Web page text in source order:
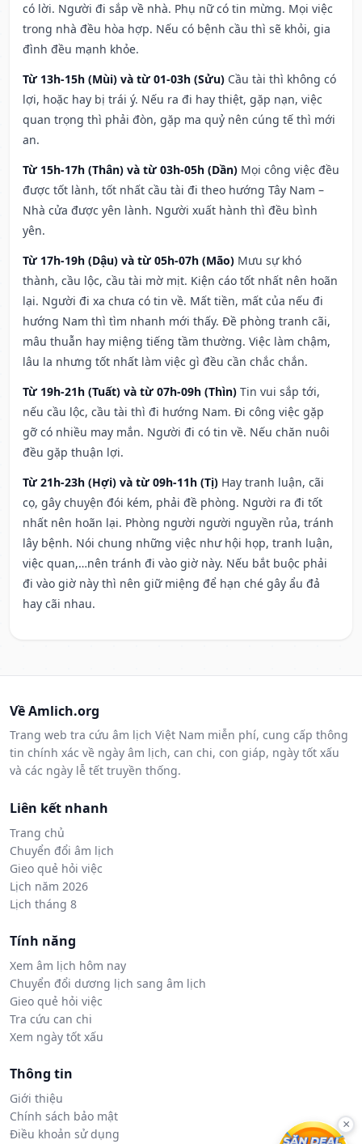
có lời. Người đi sắp về nhà. Phụ nữ có tin mừng. Mọi việc
trong nhà đều hòa hợp. Nếu có bệnh cầu thì sẽ khỏi, gia
đình đều mạnh khỏe.
Từ 13h-15h (Mùi) và từ 01-03h (Sửu) Cầu tài thì không có
lợi, hoặc hay bị trái ý. Nếu ra đi hay thiệt, gặp nạn, việc
quan trọng thì phải đòn, gặp ma quỷ nên cúng tế thì mới
an.
Từ 15h-17h (Thân) và từ 03h-05h (Dần) Mọi công việc đều
được tốt lành, tốt nhất cầu tài đi theo hướng Tây Nam –
Nhà cửa được yên lành. Người xuất hành thì đều bình
yên.
Từ 17h-19h (Dậu) và từ 05h-07h (Mão) Mưu sự khó
thành, cầu lộc, cầu tài mờ mịt. Kiện cáo tốt nhất nên hoãn
lại. Người đi xa chưa có tin về. Mất tiền, mất của nếu đi
hướng Nam thì tìm nhanh mới thấy. Đề phòng tranh cãi,
mâu thuẫn hay miệng tiếng tầm thường. Việc làm chậm,
lâu la nhưng tốt nhất làm việc gì đều cần chắc chắn.
Từ 19h-21h (Tuất) và từ 07h-09h (Thìn) Tin vui sắp tới,
nếu cầu lộc, cầu tài thì đi hướng Nam. Đi công việc gặp
gỡ có nhiều may mắn. Người đi có tin về. Nếu chăn nuôi
đều gặp thuận lợi.
Từ 21h-23h (Hợi) và từ 09h-11h (Tị) Hay tranh luận, cãi
cọ, gây chuyện đói kém, phải đề phòng. Người ra đi tốt
nhất nên hoãn lại. Phòng người người nguyền rủa, tránh
lây bệnh. Nói chung những việc như hội họp, tranh luận,
việc quan,…nên tránh đi vào giờ này. Nếu bắt buộc phải
đi vào giờ này thì nên giữ miệng để hạn ché gây ẩu đả
hay cãi nhau.
Về Amlich.org
Trang web tra cứu âm lịch Việt Nam miễn phí, cung cấp thông
tin chính xác về ngày âm lịch, can chi, con giáp, ngày tốt xấu
và các ngày lễ tết truyền thống.
Liên kết nhanh
Trang chủ
Chuyển đổi âm lịch
Gieo quẻ hỏi việc
Lịch năm 2026
Lịch tháng 8
Tính năng
Xem âm lịch hôm nay
Chuyển đổi dương lịch sang âm lịch
Gieo quẻ hỏi việc
Tra cứu can chi
Xem ngày tốt xấu
Thông tin
Giới thiệu
Chính sách bảo mật
Điều khoản sử dụng
×